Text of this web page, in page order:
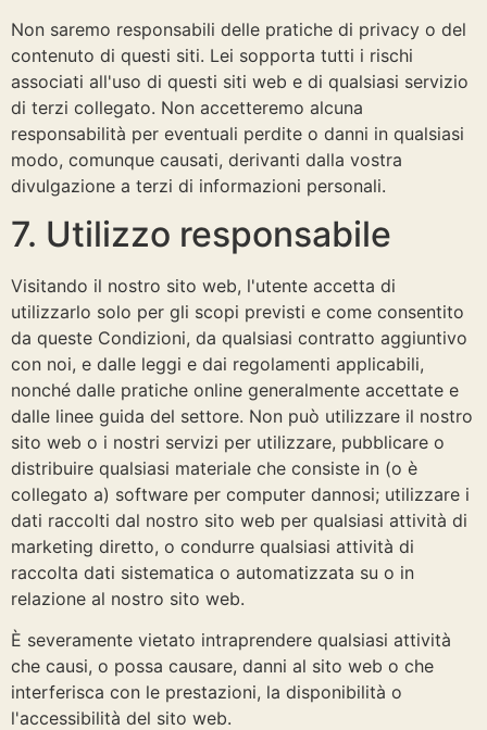
Non saremo responsabili delle pratiche di privacy o del
contenuto di questi siti. Lei sopporta tutti i rischi
associati all'uso di questi siti web e di qualsiasi servizio
di terzi collegato. Non accetteremo alcuna
responsabilità per eventuali perdite o danni in qualsiasi
modo, comunque causati, derivanti dalla vostra
divulgazione a terzi di informazioni personali.
7. Utilizzo responsabile
Visitando il nostro sito web, l'utente accetta di
utilizzarlo solo per gli scopi previsti e come consentito
da queste Condizioni, da qualsiasi contratto aggiuntivo
con noi, e dalle leggi e dai regolamenti applicabili,
nonché dalle pratiche online generalmente accettate e
dalle linee guida del settore. Non può utilizzare il nostro
sito web o i nostri servizi per utilizzare, pubblicare o
distribuire qualsiasi materiale che consiste in (o è
collegato a) software per computer dannosi; utilizzare i
dati raccolti dal nostro sito web per qualsiasi attività di
marketing diretto, o condurre qualsiasi attività di
raccolta dati sistematica o automatizzata su o in
relazione al nostro sito web.
È severamente vietato intraprendere qualsiasi attività
che causi, o possa causare, danni al sito web o che
interferisca con le prestazioni, la disponibilità o
l'accessibilità del sito web.